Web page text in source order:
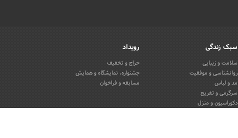
سبک زندگی
سلامت و زیبایی
روانشناسی و موفقیت
مد و لباس
سرگرمی و تفریح
دکوراسیون و منزل
رویداد
حراج و تخفیف
جشنواره، نمایشگاه و همایش
مسابقه و فراخوان